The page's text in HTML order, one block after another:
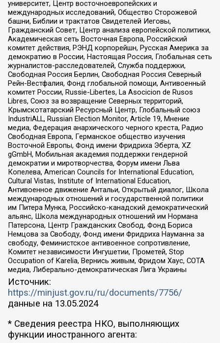
университет, Центр восточноевропейских и
международных исследований, Общество Сторожевой
башни, Библии и трактатов Свидетелей Иеговы,
Гражданский Совет, Центр анализа европейской политики,
Академическая сеть Восточная Европа, Российский
комитет действия, РЭНД корпорейшн, Русская Америка за
демократию в России, Настоящая Россия, Глобальная сеть
журналистов-расследователей, Служба поддержки,
Свободная Россия Берлин, Свободная Россия Северный
Рейн-Вестфалия, Фонд глобальной помощи, Антивоенный
комитет России, Russie-Libertes, La Asocicion de Rusos
Libres, Союз за возвращение Северных территорий,
Крымскотатарский Ресурсный Центр, Глобальный союз
IndustriALL, Russian Election Monitor, Article 19, Мнение
медиа, Федерация анархического черного креста, Радио
Свободная Европа, Германское общество изучения
Восточной Европы, Фонд имени Фридриха Эберта, XZ
gGmbH, Мобильная академия поддержки гендерной
демократии и миротворчества, Форум имени Льва
Копелева, American Councils for International Education,
Cultural Vistas, Institute of International Education,
Антивоенное движение Антальи, Открытый диалог, Школа
международных отношений и государственной политики
им Питера Мунка, Российско-канадский демократический
альянс, Школа международных отношений им Нормана
Патерсона, Центр Гражданских Свобод, Фонд Бориса
Немцова за Свободу, Фонд имени Фридриха Науманна за
свободу, Феминистское антивоенное сопротивление,
Комитет независимости Ингушетии, Прометей, Stop
Occupation of Karelia, Вернись живым, Фридом Хаус, СОТА
медиа, Либерально-демократическая Лига Украины
Источник:
https://minjust.gov.ru/ru/documents/7756/
данные на 13.05.2024
* Сведения реестра НКО, выполняющих
функции иностранного агента: